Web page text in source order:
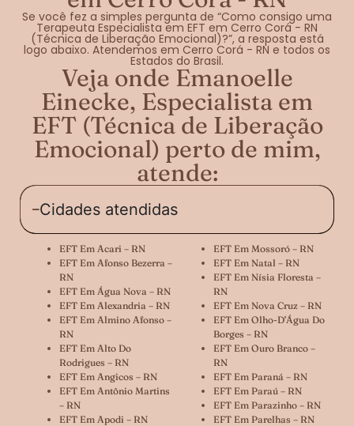
Se você fez a simples pergunta de “Como consigo uma
Terapeuta Especialista em EFT em Cerro Corá - RN
(Técnica de Liberação Emocional)?”, a resposta está
logo abaixo. Atendemos em Cerro Corá - RN e todos os
Estados do Brasil.
Veja onde Emanoelle
Einecke, Especialista em
EFT (Técnica de Liberação
Emocional) perto de mim,
atende:
Cidades atendidas
EFT Em Acari – RN
EFT Em Afonso Bezerra –
RN
EFT Em Água Nova – RN
EFT Em Alexandria – RN
EFT Em Almino Afonso –
RN
EFT Em Alto Do
Rodrigues – RN
EFT Em Angicos – RN
EFT Em Antônio Martins
– RN
EFT Em Apodi – RN
EFT Em Mossoró – RN
EFT Em Natal – RN
EFT Em Nísia Floresta –
RN
EFT Em Nova Cruz – RN
EFT Em Olho-D’Água Do
Borges – RN
EFT Em Ouro Branco –
RN
EFT Em Paraná – RN
EFT Em Paraú – RN
EFT Em Parazinho – RN
EFT Em Parelhas – RN